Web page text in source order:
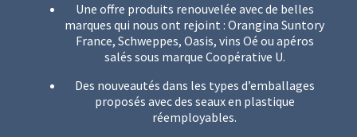
Une offre produits renouvelée avec de belles
marques qui nous ont rejoint : Orangina Suntory
France, Schweppes, Oasis, vins Oé ou apéros
salés sous marque Coopérative U.
Des nouveautés dans les types d’emballages
proposés avec des seaux en plastique
réemployables.